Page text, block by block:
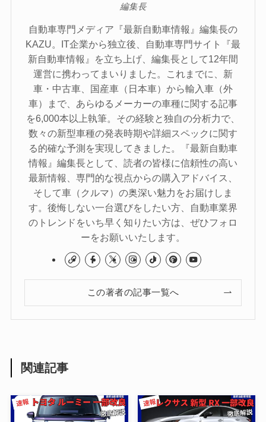
編集長
自動車専門メディア『最新自動車情報』編集長の
KAZU。IT企業から独立後、自動車専門サイト『最
新自動車情報』を立ち上げ、編集長として12年間
運営に携わってまいりました。これまでに、新
車・中古車、国産車（日本車）から輸入車（外
車）まで、あらゆるメーカーの車種に関する記事
を6,000本以上執筆。その経験と独自の分析力で、
数々の新型車種の発表時期や詳細スペックに関す
る的確な予測を実現してきました。『最新自動車
情報』編集長として、読者の皆様に信頼性の高い
最新情報、専門的な視点からの購入アドバイス、
そして車（クルマ）の奥深い魅力をお届けしま
す。後悔しない一台選びをしたい方、自動車業界
のトレンドをいち早く知りたい方は、ぜひフォロ
ーをお願いいたします。
この著者の記事一覧へ
関連記事